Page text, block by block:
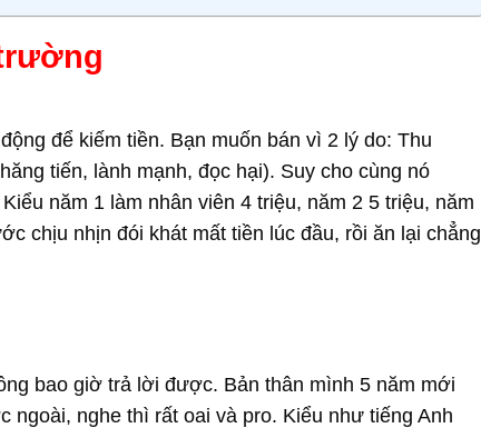
để kiếm tiền. Bạn muốn bán vì 2 lý do: Thu
tiến, lành mạnh, đọc hại). Suy cho cùng nó
năm 1 làm nhân viên 4 triệu, năm 2 5 triệu, năm
chịu nhịn đói khát mất tiền lúc đầu, rồi ăn lại chẳng
bao giờ trả lời được. Bản thân mình 5 năm mới
nghe thì rất oai và pro. Kiểu như tiếng Anh